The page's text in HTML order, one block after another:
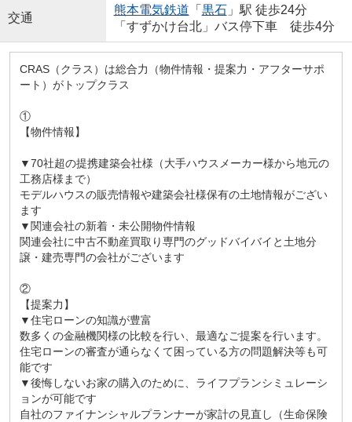
交通
熊本電気鉄道 「 黒石」駅 徒歩24分
「すずかけ台北」バス停下車 徒歩4分
CRAS（クラス）は総合力（物件情報・提案力・アフターサポ
ート）がトップクラス
①
【物件情報】
▼70社超の提携建築会社様（大手ハウスメーカー様から地元の
工務店様まで）
モデルハウスの販売情報や建築会社様保有の土地情報がござい
ます
▼関連会社の新着・未公開物件情報
関連会社に中古不動産買取り専門のグッドバイバイと土地分
譲・建売専門の会社がございます
②
【提案力】
▼住宅ローンの知識が豊富
数多くの金融機関様の比較を行い、最適なご提案を行います。
住宅ローンの審査が通らなくて困っている方の問題解決等も可
能です
▼後悔しないお家の購入のために、ライフプランシミュレーシ
ョンが可能です
自社のファイナンシャルプランナーが家計の見直し（生命保険